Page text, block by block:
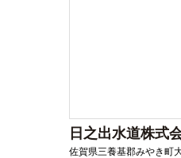
日之出水道株式
佐賀県三養基郡みやき町